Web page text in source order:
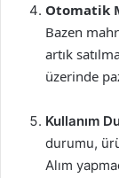
Otomatik
Bazen
artık
üzerinde
Kullanım
durumu,
Alım